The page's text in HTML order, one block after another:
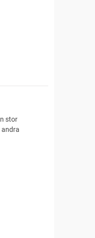
stor
andra